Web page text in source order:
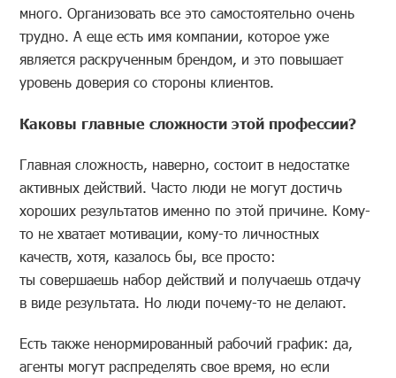
много. Организовать все это самостоятельно очень
трудно. А еще есть имя компании, которое уже
является раскрученным брендом, и это повышает
уровень доверия со стороны клиентов.
Каковы главные сложности этой профессии?
Главная сложность, наверно, состоит в недостатке
активных действий. Часто люди не могут достичь
хороших результатов именно по этой причине. Кому-
то не хватает мотивации, кому-то личностных
качеств, хотя, казалось бы, все просто:
ты совершаешь набор действий и получаешь отдачу
в виде результата. Но люди почему-то не делают.
Есть также ненормированный рабочий график: да,
агенты могут распределять свое время, но если